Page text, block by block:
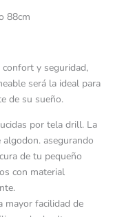
88cm
confort y seguridad,
será la ideal para
de su sueño.
por tela drill. La
asegurando
de tu pequeño
con material
mayor facilidad de